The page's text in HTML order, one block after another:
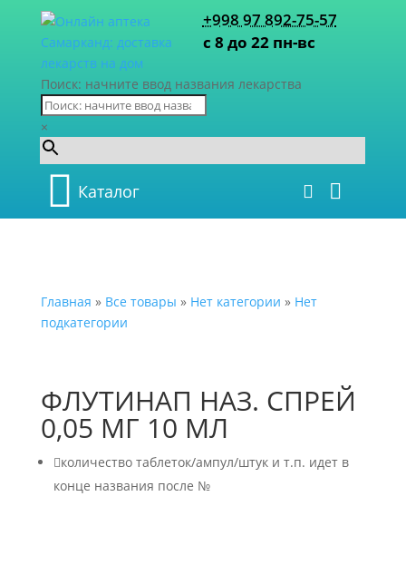
+998 97 892-75-57
с 8 до 22 пн-вс
Поиск: начните ввод названия лекарства
×
Каталог
Главная » Все товары » Нет категории » Нет
подкатегории
ФЛУТИНАП НАЗ. СПРЕЙ
0,05 МГ 10 МЛ
количество таблеток/ампул/штук и т.п. идет в
конце названия после №